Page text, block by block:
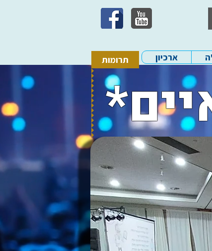
תרומות ארכיון